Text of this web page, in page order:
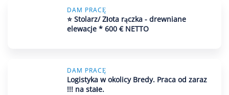
DAM PRACĘ
⭐ Stolarz/ Złota rączka - drewniane
elewacje * 600 € NETTO
DAM PRACĘ
Logistyka w okolicy Bredy. Praca od zaraz
!!! na stałe.